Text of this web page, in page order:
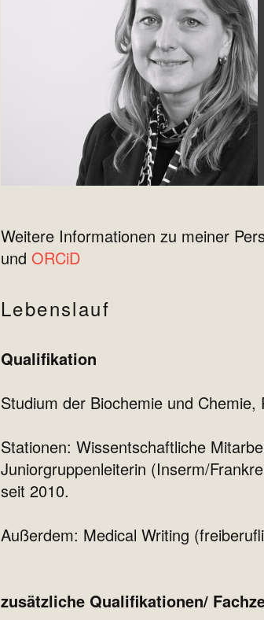
Weitere Informationen zu meiner
und ORCiD
Lebenslauf
Qualifikation
Studium der Biochemie und
Stationen: Wissentschaftliche
Juniorgruppenleiterin (Inserm/
seit 2010.
Außerdem: Medical Writing
zusätzliche Qualifikationen/